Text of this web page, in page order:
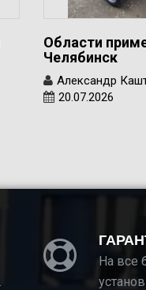
Области
Челябинск
Александр
20.07.2026
На все